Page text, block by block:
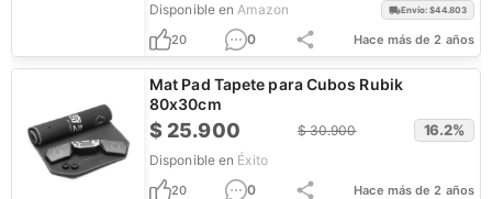
Disponible en Amazon Envío: $44.803
20 0 Hace más de 2 años
Mat Pad Tapete para Cubos Rubik
80x30cm
$ 25.900 $30.900 16.2%
Disponible en Éxito
20 0 Hace más de 2 años